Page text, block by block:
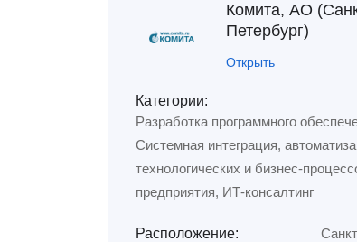
Комита, АО
Петербург)
Открыть
Категории:
Разработка программного
Системная интеграция,
технологических и бизнес-
предприятия, ИТ-консалтинг
Расположение: